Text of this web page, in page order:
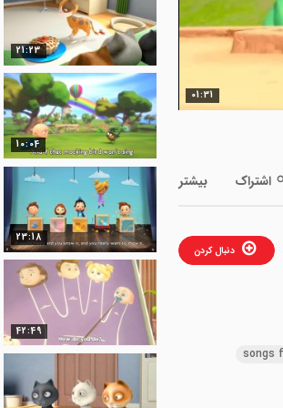
01:31
اشتراک بیشتر
دنبال کردن
songs
21:23
10:04
23:18
42:49